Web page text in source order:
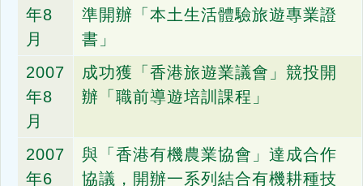
年8
月
準開辦「本土生活體驗旅遊專業證
書」
2007
年8
月
成功獲「香港旅遊業議會」競投開
辦「職前導遊培訓課程」
2007
年6
與「香港有機農業協會」達成合作
協議，開辦一系列結合有機耕種技